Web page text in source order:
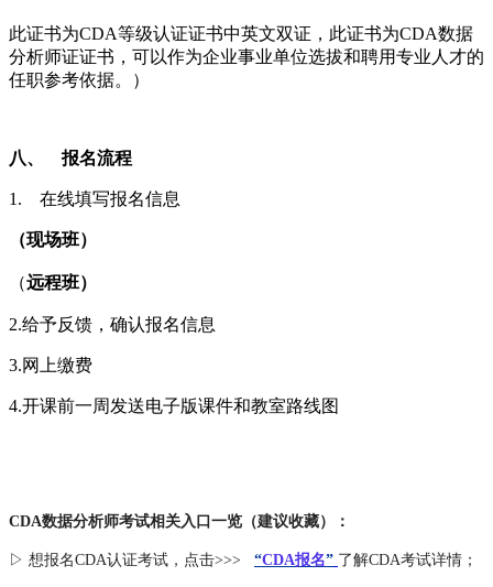
此证书为CDA等级认证证书中英文双证，此证书为CDA数据
分析师证证书，可以作为企业事业单位选拔和聘用专业人才的
任职参考依据。）
八、 报名流程
1. 在线填写报名信息
（现场班）
（远程班）
2.给予反馈，确认报名信息
3.网上缴费
4.开课前一周发送电子版课件和教室路线图
CDA数据分析师考试相关入口一览（建议收藏）：
▷ 想报名CDA认证考试，点击>>> “CDA报名” 了解CDA考试详情；